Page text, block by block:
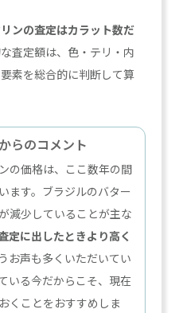
ンの査定はカラット数だ
査定額は、色・テリ・内
素を総合的に判断して算
らのコメント
の価格は、ここ数年の間
ます。ブラジルのバター
減少していることが主な
定に出したときより高く
お声も多くいただいてい
いる今だからこそ、現在
くことをおすすめしま